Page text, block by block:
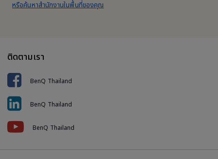
หรือค้นหาสำนักงานในพื้นที่ของคุณ
ติดตามเรา
BenQ Thailand
BenQ Thailand
BenQ Thailand